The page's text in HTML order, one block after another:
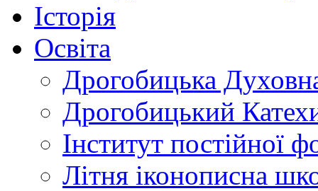
Історія
Освіта
Дрогобицька
Дрогобицький
Інститут постійної
Літня іконописна